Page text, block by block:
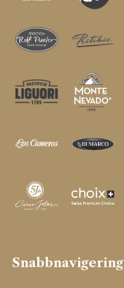
Snabbnavigering